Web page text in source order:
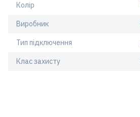
Колір
Виробник
Тип підключення
Клас захисту